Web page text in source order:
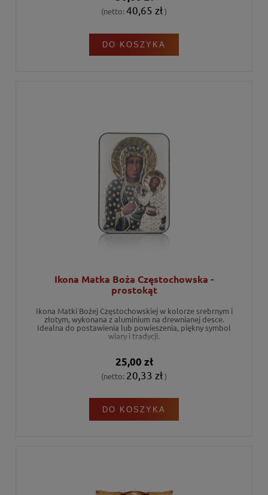
(netto: 40,65 zł)
DO KOSZYKA
Ikona Matka Boża Częstochowska -
prostokąt
Ikona Matki Bożej Częstochowskiej w kolorze srebrnym i
złotym, wykonana z aluminium na drewnianej desce.
Idealna do postawienia lub powieszenia, piękny symbol
wiary i tradycji.
25,00 zł
(netto: 20,33 zł)
DO KOSZYKA